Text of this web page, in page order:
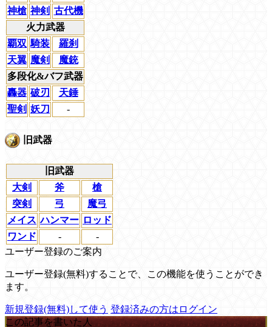
神槍 神剣 古代機
火力武器
覇双 騎装
羅刹
天翼 魔剣
魔銃
多段化&バフ武器
轟器 破刃
天錘
聖剣 妖刀 -
旧武器
旧武器
大剣
斧
槍
突剣
弓
魔弓
メイス ハンマー ロッド
ワンド
-
-
ユーザー登録のご案内
ユーザー登録(無料)することで、この機能を使うことができ
ます。
新規登録(無料)して使う 登録済みの方はログイン
この記事を書いた人